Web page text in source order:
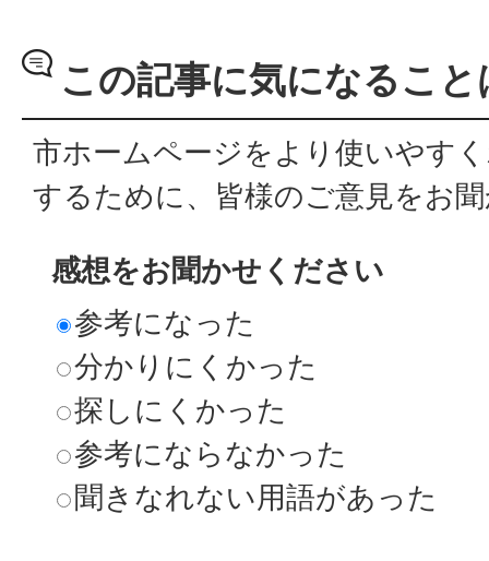
この記事に気になるこ
市ホームページをより使いやす
するために、皆様のご意見をお
感想をお聞かせください
参考になった
分かりにくかった
探しにくかった
参考にならなかった
聞きなれない用語があった